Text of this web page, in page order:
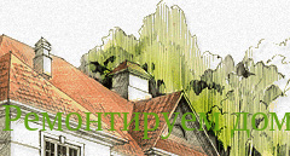
Ремонтируем